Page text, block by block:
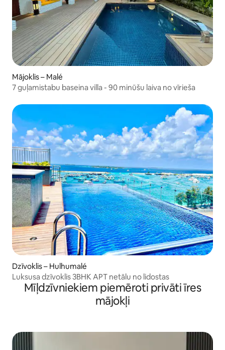
Mājoklis – Malé
7 guļamistabu baseina villa - 90 minūšu laiva no vīrieša
Dzīvoklis – Hulhumalé
Luksusa dzīvoklis 3BHK APT netālu no lidostas
Mīļdzīvniekiem piemēroti privāti īres
mājokļi